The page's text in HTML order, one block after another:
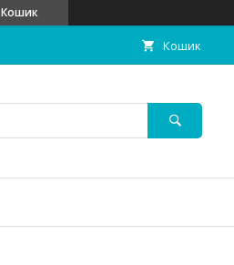
Кошик
Кошик